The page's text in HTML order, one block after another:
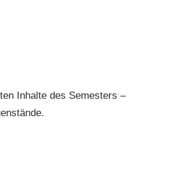
Inhalte des Semesters –